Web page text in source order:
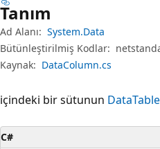
Tanım
Ad Alanı: System.Data
Bütünleştirilmiş Kodlar:
Kaynak: DataColumn.cs
içindeki bir sütunun DataTable
C#